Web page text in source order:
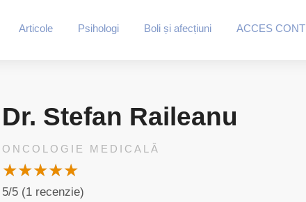
Articole Psihologi Boli și afecțiuni ACCES CONT
Dr. Stefan Raileanu
ONCOLOGIE MEDICALĂ
5/5 (1 recenzie)